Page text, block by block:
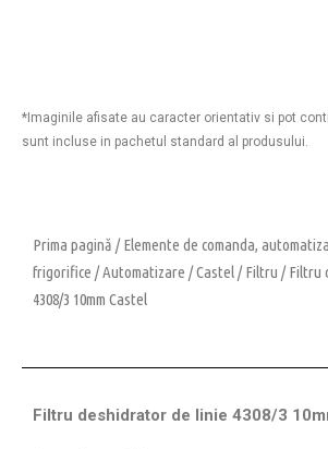
*Imaginile afisate au caracter orientativ si pot
sunt incluse in pachetul standard al produsului.
Prima pagină /Elemente de comanda,
frigorifice /Automatizare /Castel/Filtru / Filtru
4308/3 10mm Castel
Filtru deshidrator de linie 4308/3